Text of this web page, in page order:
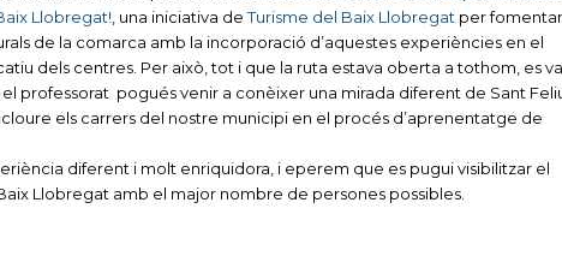
Llobregat! , una iniciativa deTurisme del Baix Llobregat per
de la comarca amb la incorporació d’aquestes experiències en el
dels centres. Per això, tot i que la ruta estava oberta a tothom, es va
professorat pogués venir a conèixer una mirada diferent de Sant
els carrers del nostre municipi en el procés d’aprenentatge de
diferent i molt enriquidora, i eperem que es pugui visibilitzar el
Llobregat amb el major nombre de persones possibles.